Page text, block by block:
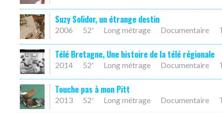
Suzy Solidor, un étrange destin
2006 52' Long métrage Documentaire
Télé Bretagne, Une histoire de la télé régionale
2014 52' Long métrage Documentaire
Touche pas à mon Pitt
2013 52' Long métrage Documentaire